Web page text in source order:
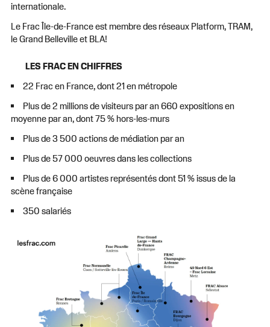
internationale.
Le Frac Île-de-France est membre des réseaux Platform, TRAM,
le Grand Belleville et BLA!
LES FRAC EN CHIFFRES
22 Frac en France, dont 21 en métropole
Plus de 2 millions de visiteurs par an 660 expositions en
moyenne par an, dont 75 % hors-les-murs
Plus de 3 500 actions de médiation par an
Plus de 57 000 oeuvres dans les collections
Plus de 6 000 artistes représentés dont 51 % issus de la
scène française
350 salariés